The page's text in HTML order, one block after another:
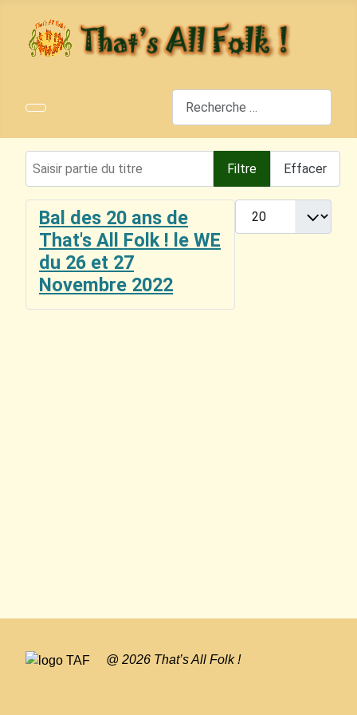
Filtre Effacer
Afficher #
Bal des 20 ans de
That's All Folk ! le WE
du 26 et 27
Novembre 2022
@ 2026 That’s All Folk !